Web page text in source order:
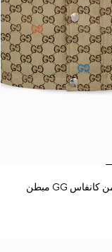
معطف من كانفاس GG مبطن